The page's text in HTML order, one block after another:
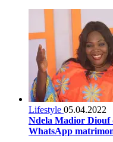
Lifestyle 05.04.2022
Ndela Madior Diouf
WhatsApp